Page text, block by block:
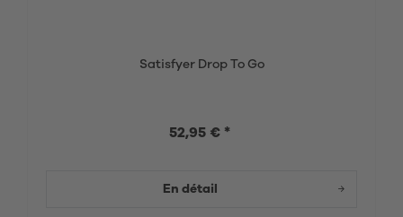
Satisfyer Drop To Go
52,95 € *
En détail